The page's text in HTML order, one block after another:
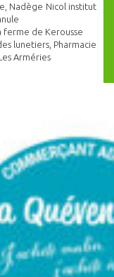
Nadège Nicol institut
ferme de Kerousse
lunetiers, Pharmacie
Arméries